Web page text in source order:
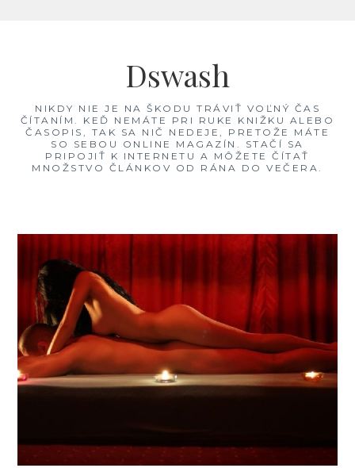
Dswash
NIKDY NIE JE NA ŠKODU TRÁVIŤ VOĽNÝ ČAS
ČÍTANÍM. KEĎ NEMÁTE PRI RUKE KNIŽKU ALEBO
ČASOPIS, TAK SA NIČ NEDEJE, PRETOŽE MÁTE
SO SEBOU ONLINE MAGAZÍN. STAČÍ SA
PRIPOJIŤ K INTERNETU A MÔŽETE ČÍTAŤ
MNOŽSTVO ČLÁNKOV OD RÁNA DO VEČERA.